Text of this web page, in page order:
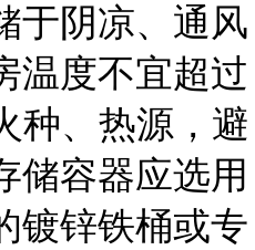
于阴凉、通风
温度不宜超过
种、热源，避
储容器应选用
镀锌铁桶或专